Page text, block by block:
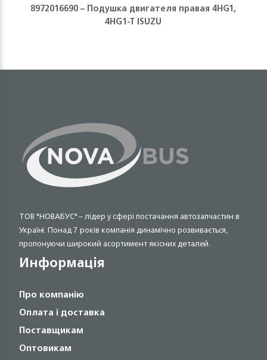
8972016690 – Подушка двигателя правая 4HG1,
4HG1-T ISUZU
ТОВ "НОВАБУС" – лідер у сфері постачання автозапчастин в
Україні. Понад 7 років компанія динамічно розвивається,
пропонуючи широкий асортимент якісних деталей.
Информація
Про компанію
Оплата і доставка
Поставщикам
Оптовикам